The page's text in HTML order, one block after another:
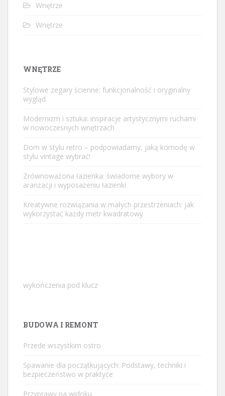
Wnętrze
Wnętrze
WNĘTRZE
Stylowe zegary ścienne: funkcjonalność i oryginalny
wygląd
Modernizm i sztuka: inspiracje artystycznymi ruchami
w nowoczesnych wnętrzach
Dom w stylu retro – podpowiadamy, jaką komodę w
stylu vintage wybrać!
Zrównoważona łazienka: świadome wybory w
aranżacji i wyposażeniu łazienki
Kreatywne rozwiązania w małych przestrzeniach: jak
wykorzystać każdy metr kwadratowy
wykończenia pod klucz
BUDOWA I REMONT
Przede wszystkim ostro
Spawanie dla początkujących: Podstawy, techniki i
bezpieczeństwo w praktyce
Przyprawy na widoku